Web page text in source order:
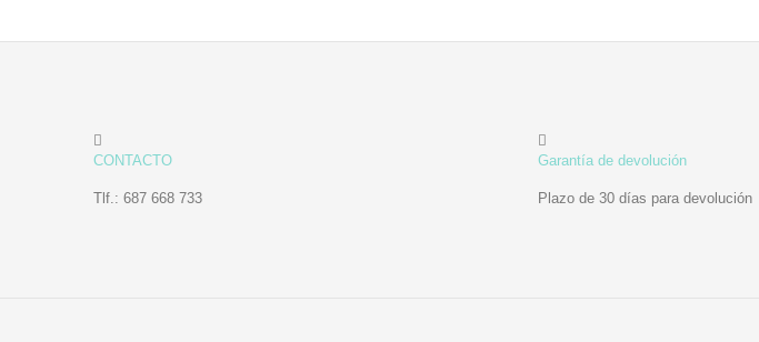
CONTACTO
Tlf.: 687 668 733
Garantía de devolución
Plazo de 30 días para devolución